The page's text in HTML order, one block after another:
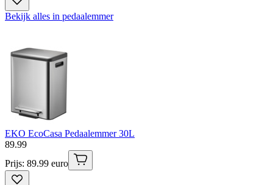
Bekijk alles in pedaalemmer
EKO EcoCasa Pedaalemmer 30L
89.99
Prijs: 89.99 euro